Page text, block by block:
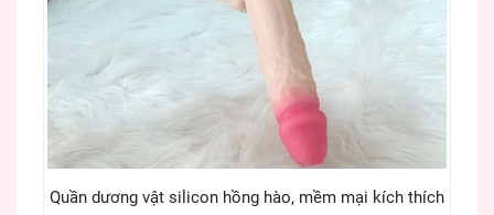
Quần dương vật silicon hồng hào, mềm mại kích thích